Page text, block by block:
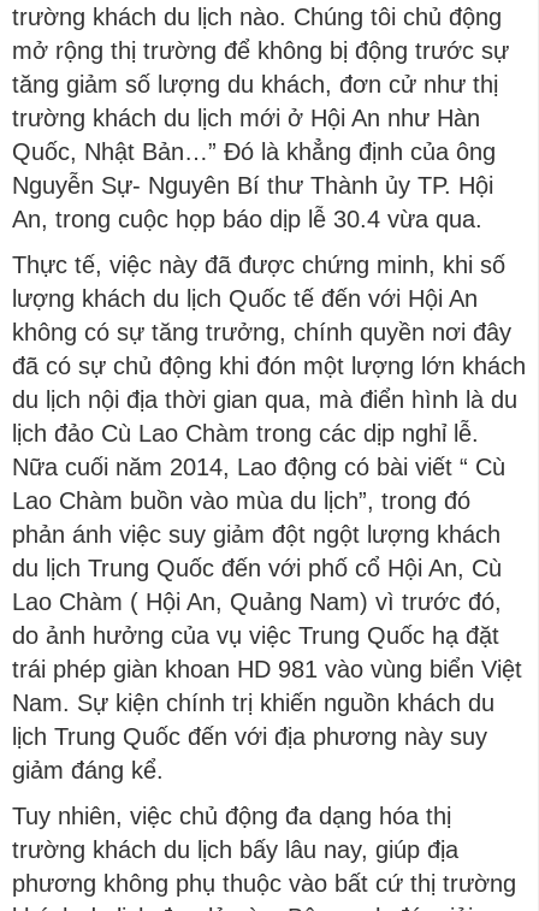
trường khách du lịch nào. Chúng tôi chủ động
mở rộng thị trường để không bị động trước sự
tăng giảm số lượng du khách, đơn cử như thị
trường khách du lịch mới ở Hội An như Hàn
Quốc, Nhật Bản…” Đó là khẳng định của ông
Nguyễn Sự- Nguyên Bí thư Thành ủy TP. Hội
An, trong cuộc họp báo dịp lễ 30.4 vừa qua.
Thực tế, việc này đã được chứng minh, khi số
lượng khách du lịch Quốc tế đến với Hội An
không có sự tăng trưởng, chính quyền nơi đây
đã có sự chủ động khi đón một lượng lớn khách
du lịch nội địa thời gian qua, mà điển hình là du
lịch đảo Cù Lao Chàm trong các dịp nghỉ lễ.
Nữa cuối năm 2014, Lao động có bài viết “ Cù
Lao Chàm buồn vào mùa du lịch”, trong đó
phản ánh việc suy giảm đột ngột lượng khách
du lịch Trung Quốc đến với phố cổ Hội An, Cù
Lao Chàm ( Hội An, Quảng Nam) vì trước đó,
do ảnh hưởng của vụ việc Trung Quốc hạ đặt
trái phép giàn khoan HD 981 vào vùng biển Việt
Nam. Sự kiện chính trị khiến nguồn khách du
lịch Trung Quốc đến với địa phương này suy
giảm đáng kể.
Tuy nhiên, việc chủ động đa dạng hóa thị
trường khách du lịch bấy lâu nay, giúp địa
phương không phụ thuộc vào bất cứ thị trường